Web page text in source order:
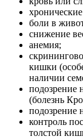
боли в
снижение
анемия;
кишки
наличии
подозрение
(болезнь
подозрение
контроль
толстой